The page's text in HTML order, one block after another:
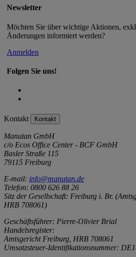
Newsletter
Möchten Sie über wichtige Aktionen,
Änderungen informiert werden?
Anmelden
Folgen Sie uns!
Kontakt Kontakt
Manutan GmbH
c/o Ecos Office Center - BCF GmbH
Basler Straße 115
79115 Freiburg
E-mail: info@manutan.de
Telefon: 0800 626 88 26
Sitz der Gesellschaft: Freiburg i. Br.
HRB 708061)
Geschäftsführer: Pierre-Olivier Brial
Handelsregister:
Amtsgericht Freiburg, HRB 708061
Umsatzsteuer-Identifikationsnummer: